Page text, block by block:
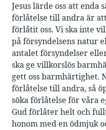
Jesus lärde oss att enda
förlåtelse till andra är
förlåtit oss. Vi ska inte
på försyndelsens natur
antalet försyndelser
ska ge villkorslös
gett oss barmhärtighet.
förlåtelse till andra, så
söka förlåtelse för våra
Gud förlåter helt och
honom med en ödmjuk